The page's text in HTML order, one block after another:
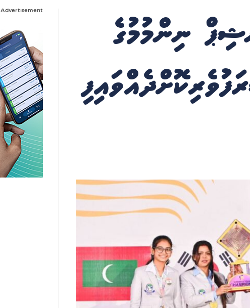
ނިންމުމުގެ
Advertisement